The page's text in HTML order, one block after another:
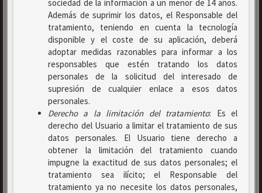
sociedad de la información a un menor de 14 años.
Además de suprimir los datos, el Responsable del
tratamiento, teniendo en cuenta la tecnología
disponible y el coste de su aplicación, deberá
adoptar medidas razonables para informar a los
responsables que estén tratando los datos
personales de la solicitud del interesado de
supresión de cualquier enlace a esos datos
personales.
Derecho a la limitación del tratamiento: Es el
derecho del Usuario a limitar el tratamiento de sus
datos personales. El Usuario tiene derecho a
obtener la limitación del tratamiento cuando
impugne la exactitud de sus datos personales; el
tratamiento sea ilícito; el Responsable del
tratamiento ya no necesite los datos personales,